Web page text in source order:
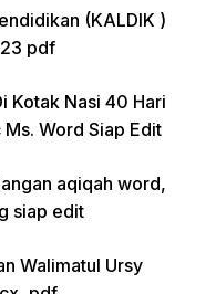
(KALDIK )
pdf
Kotak Nasi 40 Hari
Word Siap Edit
aqiqah word,
siap edit
Walimatul Ursy